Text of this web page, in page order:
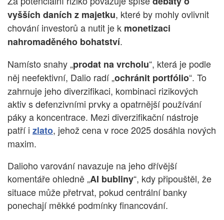
vyšších daních z majetku, které by mohly ovlivnit
chování investorů a nutit je k monetizaci
nahromaděného bohatství.
Namísto snahy „prodat na vrcholu“, která je podle
něj neefektivní, Dalio radí „ochránit portfólio“. To
zahrnuje jeho diverzifikaci, kombinaci rizikových
aktiv s defenzivními prvky a opatrnější používání
páky a koncentrace. Mezi diverzifikační nástroje
patří i zlato, jehož cena v roce 2025 dosáhla nových
maxim.
Dalioho varování navazuje na jeho dřívější
komentáře ohledně „AI bubliny“, kdy připouštěl, že
situace může přetrvat, pokud centrální banky
ponechají měkké podmínky financování.